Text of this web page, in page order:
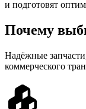
и подготовят
Почему
Надёжные
коммерческого